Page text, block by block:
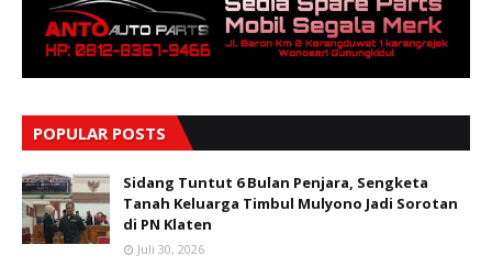
POPULAR POSTS
Sidang Tuntut 6 Bulan Penjara, Sengketa
Tanah Keluarga Timbul Mulyono Jadi Sorotan
di PN Klaten
Juli 30, 2026